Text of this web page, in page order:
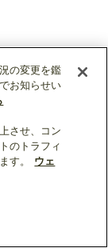
の変更を鑑
お知らせい
させ、コン
のトラフィ
す。
ウェ